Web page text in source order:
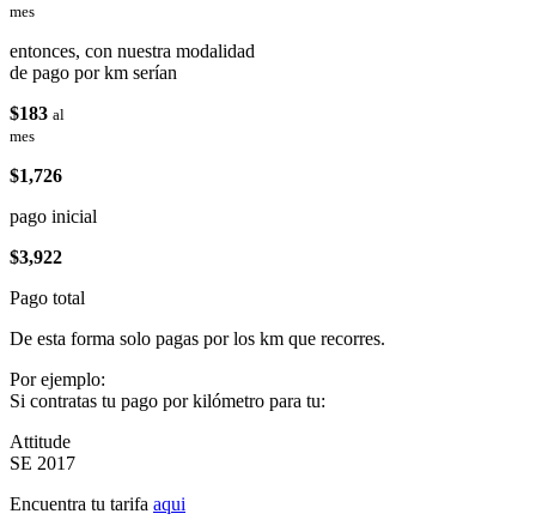
mes
entonces, con nuestra modalidad
de pago por km serían
$183 al
mes
$1,726
pago inicial
$3,922
Pago total
De esta forma solo pagas por los km que recorres.
Por ejemplo:
Si contratas tu pago por kilómetro para tu:
Attitude
SE 2017
Encuentra tu tarifa aqui